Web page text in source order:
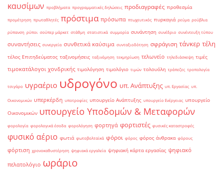
καυσίμων προβλήματα προγραμματικές δηλώσεις προδιαγραφές προθεσμία
προμέτρηση πρωταθλητές πρόστιμα πρόσωπα πτωχευτικός πυρκαγιά ρεύμα ρούβλια
ρύπανση ρύποι σούπερ μάρκετ στάθμη στατιστικά συμμορία συνάντηση συνέδριο συνέντευξη τύπου
συναντήσεις συνεργεία συνθετικά καύσιμα συνταξιοδότηση σφράγιση τάνκερ τέλη
τέλος Επιτηδεύματος ταξινομήσεις ταξινόμηση τεκμηρίωση τελωνείο τηλεδιάσκεψη τιμές
τιμοκατάλογοι χονδρικής τιμολόγηση τιμολόγιο τιμών τολουόλη τράπεζες τροπολογία
τσιγάρο υγραέριο υδρογόνο υπ. Ανάπτυξης υπ. Εργασίας υπ.
Οικονομικών υπερκέρδη υποτροφίες υπουργείο Ανάπτυξης υπουργείο Ενέργειας υπουργείο
Οικονομικών υπουργείο Υποδομών & Μεταφορών
φορολογία φορολογικά έσοδα φορολόγηση φορτηγά φορτιστές φυσικές καταστροφές
φυσικό αέριο φωτιά φωτοβολταϊκά φόροι φόρος φόρος άνθρακα φόρους
φόρτιση χρονοκαθυστέρηση ψηφιακά εργαλεία ψηφιακή κάρτα εργασίας ψηφιακό
πελατολόγιο ωράριο